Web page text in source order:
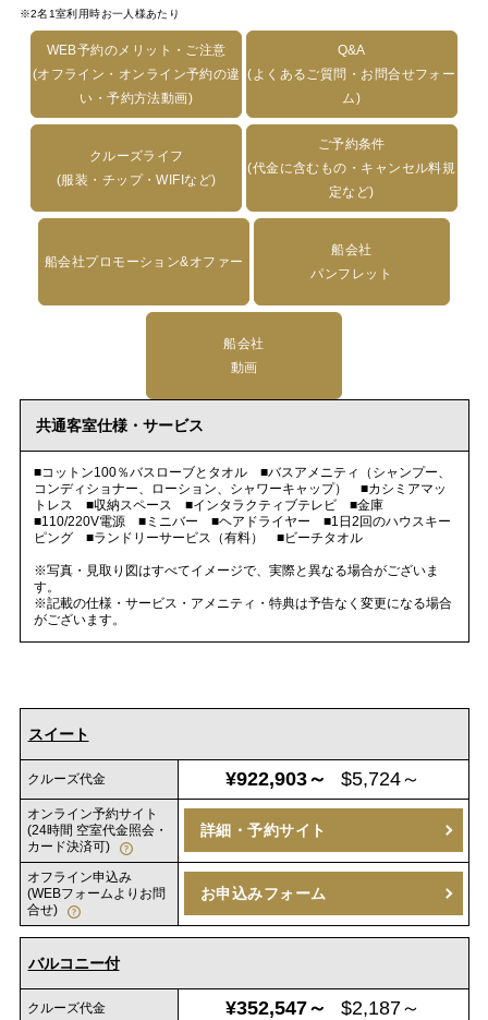
※2名1室利用時お一人様あたり
WEB予約のメリット・ご注意
(オフライン・オンライン予約の違
い・予約方法動画)
Q&A
(よくあるご質問・お問合せフォー
ム)
クルーズライフ
(服装・チップ・WIFIなど)
ご予約条件
(代金に含むもの・キャンセル料規
定など)
船会社プロモーション&オファー
船会社
パンフレット
船会社
動画
共通客室仕様・サービス
■コットン100％バスローブとタオル ■バスアメニティ（シャンプー、
コンディショナー、ローション、シャワーキャップ） ■カシミアマッ
トレス ■収納スペース ■インタラクティブテレビ ■金庫
■110/220V電源 ■ミニバー ■ヘアドライヤー ■1日2回のハウスキー
ピング ■ランドリーサービス（有料） ■ビーチタオル
※写真・見取り図はすべてイメージで、実際と異なる場合がございま
す。
※記載の仕様・サービス・アメニティ・特典は予告なく変更になる場合
がございます。
スイート
クルーズ代金 ¥922,903～ $5,724～
オンライン予約サイト
(24時間 空室代金照会・
カード決済可)
詳細・予約サイト
オフライン申込み
(WEBフォームよりお問
合せ)
お申込みフォーム
バルコニー付
クルーズ代金 ¥352,547～ $2,187～